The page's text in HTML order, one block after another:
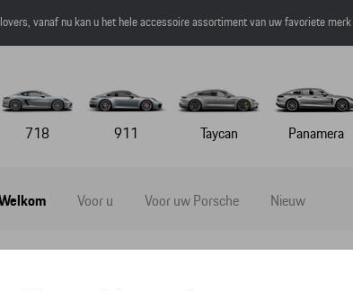
vanaf nu kan u het hele accessoire assortiment van uw favoriete
718 911 Taycan Panamera
Voor u Voor uw Porsche Nieuw